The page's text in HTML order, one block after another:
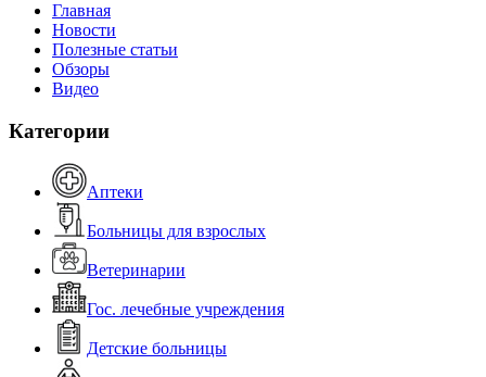
Главная
Новости
Полезные статьи
Обзоры
Видео
Категории
Аптеки
Больницы для взрослых
Ветеринарии
Гос. лечебные учреждения
Детские больницы